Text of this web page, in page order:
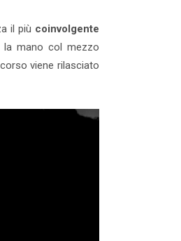
il più coinvolgente
la mano col mezzo
viene rilasciato